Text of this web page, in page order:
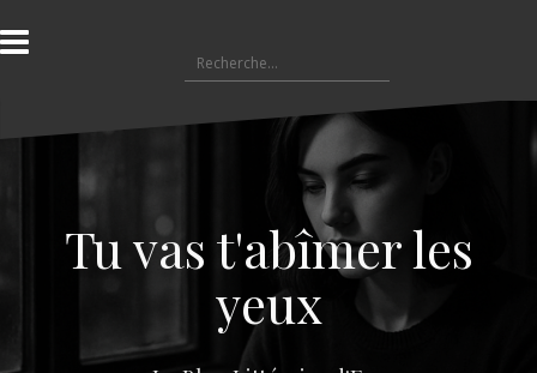
l
a
e
e
Tu vas t'abîmer les
yeux